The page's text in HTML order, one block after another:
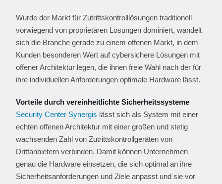
Wurde der Markt für Zutrittskontrolllösungen traditionell
vorwiegend von proprietären Lösungen dominiert, wandelt
sich die Branche gerade zu einem offenen Markt, in dem
Kunden besonderen Wert auf cybersichere Lösungen mit
offener Architektur legen, die ihnen freie Wahl nach der für
ihre individuellen Anforderungen optimale Hardware lässt.
Vorteile durch vereinheitlichte Sicherheitssysteme
Security Center Synergis lässt sich als System mit einer
echten offenen Architektur mit einer großen und stetig
wachsenden Zahl von Zutrittskontrollgeräten von
Drittanbietern verbinden. Damit können Unternehmen
genau die Hardware einsetzen, die sich optimal an ihre
Sicherheitsanforderungen und Ziele anpasst und sie vor